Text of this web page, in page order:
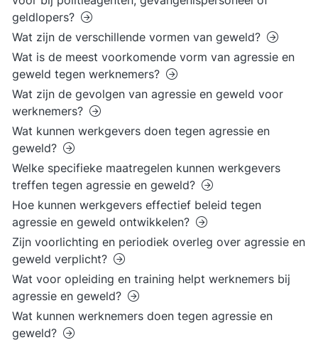
geldlopers?
Wat zijn de verschillende vormen van geweld?
Wat is de meest voorkomende vorm van agressie en
geweld tegen werknemers?
Wat zijn de gevolgen van agressie en geweld voor
werknemers?
Wat kunnen werkgevers doen tegen agressie en
geweld?
Welke specifieke maatregelen kunnen werkgevers
treffen tegen agressie en geweld?
Hoe kunnen werkgevers effectief beleid tegen
agressie en geweld ontwikkelen?
Zijn voorlichting en periodiek overleg over agressie en
geweld verplicht?
Wat voor opleiding en training helpt werknemers bij
agressie en geweld?
Wat kunnen werknemers doen tegen agressie en
geweld?